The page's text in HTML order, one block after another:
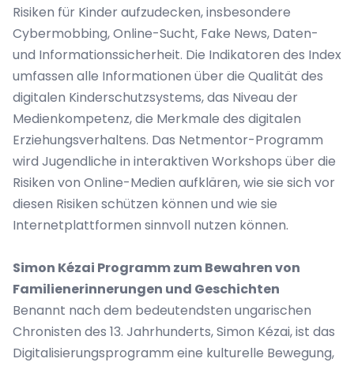
Risiken für Kinder aufzudecken, insbesondere
Cybermobbing, Online-Sucht, Fake News, Daten-
und Informationssicherheit. Die Indikatoren des Index
umfassen alle Informationen über die Qualität des
digitalen Kinderschutzsystems, das Niveau der
Medienkompetenz, die Merkmale des digitalen
Erziehungsverhaltens. Das Netmentor-Programm
wird Jugendliche in interaktiven Workshops über die
Risiken von Online-Medien aufklären, wie sie sich vor
diesen Risiken schützen können und wie sie
Internetplattformen sinnvoll nutzen können.
Simon Kézai Programm zum Bewahren von
Familienerinnerungen und Geschichten
Benannt nach dem bedeutendsten ungarischen
Chronisten des 13. Jahrhunderts, Simon Kézai, ist das
Digitalisierungsprogramm eine kulturelle Bewegung,